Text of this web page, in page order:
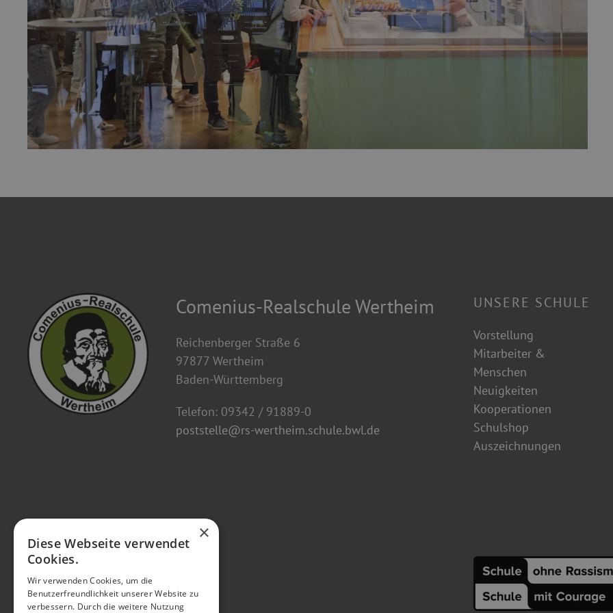
Comenius-Realschule Wertheim
Reichenberger Straße 6
97877 Wertheim
Baden-Württemberg
Telefon: 09342 / 91889-0
poststelle@rs-wertheim.schule.bwl.de
UNSERE SCHULE
Vorstellung
Mitarbeiter &
Menschen
Neuigkeiten
Kooperationen
Schulshop
Auszeichnungen
×
Diese Webseite verwendet
Cookies.
Wir verwenden Cookies, um die
Benutzerfreundlichkeit unserer Website zu
verbessern. Durch die weitere Nutzung